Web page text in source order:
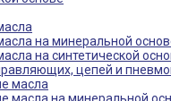
на минеральной
на синтетической
цепей и
масла